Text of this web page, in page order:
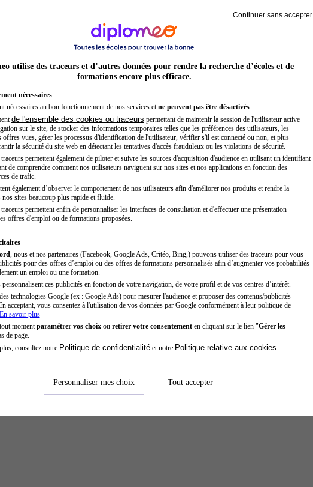
Préparateur en pharmacie
Continuer sans accepter
utilise des traceurs et d’autres données pour rendre la recherche d’écoles et de
formations encore plus efficace.
nécessaires
nécessaires au bon fonctionnement de nos services et ne peuvent pas être désactivés.
de l'ensemble des cookies ou traceurs permettant de maintenir la session de l'utilisateur active
sur le site, de stocker des informations temporaires telles que les préférences des utilisateurs, les
offres vues, gérer les processus d'identification de l'utilisateur, vérifier s'il est connecté ou non, et plus
la sécurité du site web en détectant les tentatives d'accès frauduleux ou les violations de sécurité.
permettent également de piloter et suivre les sources d'acquisition d'audience en utilisant un identifiant
de comprendre comment nos utilisateurs naviguent sur nos sites et nos applications en fonction des
de trafic.
également d’observer le comportement de nos utilisateurs afin d'améliorer nos produits et rendre la
sites beaucoup plus rapide et fluide.
permettent enfin de personnaliser les interfaces de consultation et d'effectuer une présentation
offres d'emploi ou de formations proposées.
, nous et nos partenaires (Facebook, Google Ads, Critéo, Bing,) pouvons utiliser des traceurs pour vous
pour des offres d’emploi ou des offres de formations personnalisés afin d’augmenter vos probabilités
un emploi ou une formation.
ces publicités en fonction de votre navigation, de votre profil et de vos centres d’intérêt.
technologies Google (ex : Google Ads) pour mesurer l'audience et proposer des contenus/publicités
acceptant, vous consentez à l'utilisation de vos données par Google conformément à leur politique de
savoir plus
moment paramétrer vos choixou retirer votre consentementen cliquant sur le lien "Gérer les
de page.
consultez notre Politique de confidentialitéet notre Politique relative aux cookies
Personnaliser mes choix Tout accepter